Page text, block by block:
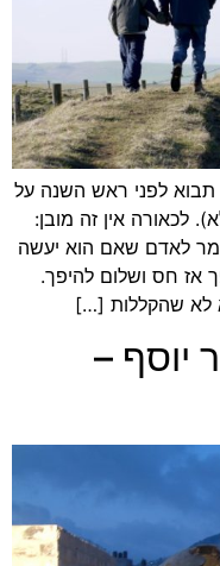
תבוא לפני ראש השנה על
לכאורה אין זה מובן:
לאדם שאם הוא יעשה
אז חס ושלום להיפך.
לא שהקללות […]
יוסף –